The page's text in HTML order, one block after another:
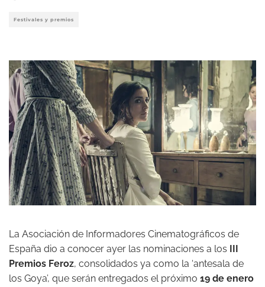
Festivales y premios
La Asociación de Informadores Cinematográficos de
España dio a conocer ayer las nominaciones a los III
Premios Feroz, consolidados ya como la ‘antesala de
los Goya’, que serán entregados el próximo 19 de enero